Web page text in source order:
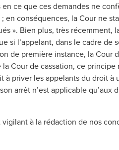
ce que ces demandes ne
en conséquences, la Cour ne
». Bien plus, très récemment,
si l’appelant, dans le cadre de
de première instance, la Cour
Cour de cassation, ce
priver les appelants du droit à
arrêt n’est applicable qu’aux
à la rédaction de nos